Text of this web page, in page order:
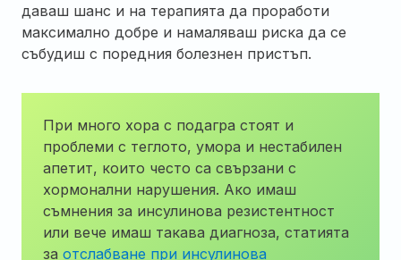
даваш шанс и на терапията да проработи
максимално добре и намаляваш риска да се
събудиш с поредния болезнен пристъп.
При много хора с подагра стоят и
проблеми с теглото, умора и нестабилен
апетит, които често са свързани с
хормонални нарушения. Ако имаш
съмнения за инсулинова резистентност
или вече имаш такава диагноза, статията
за отслабване при инсулинова